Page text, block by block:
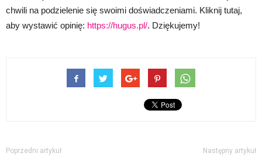
chwili na podzielenie się swoimi doświadczeniami. Kliknij tutaj,
aby wystawić opinię: https://hugus.pl/. Dziękujemy!
Poprzedni artykuł Następny artykuł